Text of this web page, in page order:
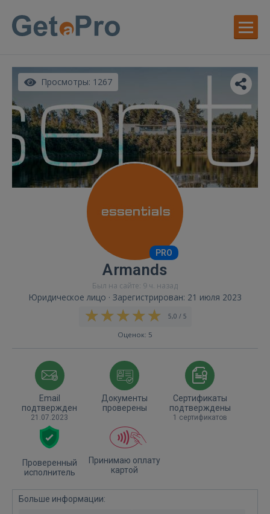
Просмотры: 1267
PRO
Armands
Был на сайте: 9 ч. назад
Юридическое лицо · Зарегистрирован: 21 июля 2023
5,0 / 5
Оценок: 5
Email
подтвержден
21.07.2023
Документы
проверены
Сертификаты
подтверждены
1 сертификатов
Проверенный
исполнитель
Принимаю оплату
картой
Больше информации: